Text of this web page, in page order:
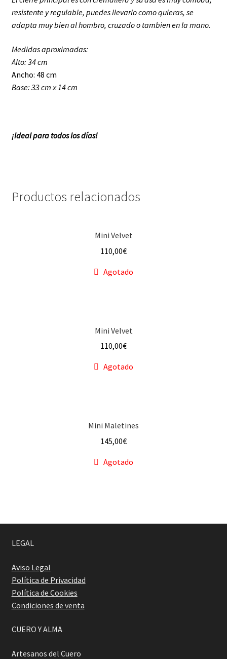
resistente y regulable, puedes llevarlo como quieras, se
adapta muy bien al hombro, cruzado o tambien en la mano.
Medidas aproximadas:
Alto: 34 cm
Ancho: 48 cm
Base: 33 cm x 14 cm
¡Ideal para todos los días!
Productos relacionados
Mini Velvet
110,00€
Agotado
Mini Velvet
110,00€
Agotado
Mini Maletines
145,00€
Agotado
LEGAL
Aviso Legal
Política de Privacidad
Política de Cookies
Condiciones de venta
CUERO Y ALMA
Artesanos del Cuero